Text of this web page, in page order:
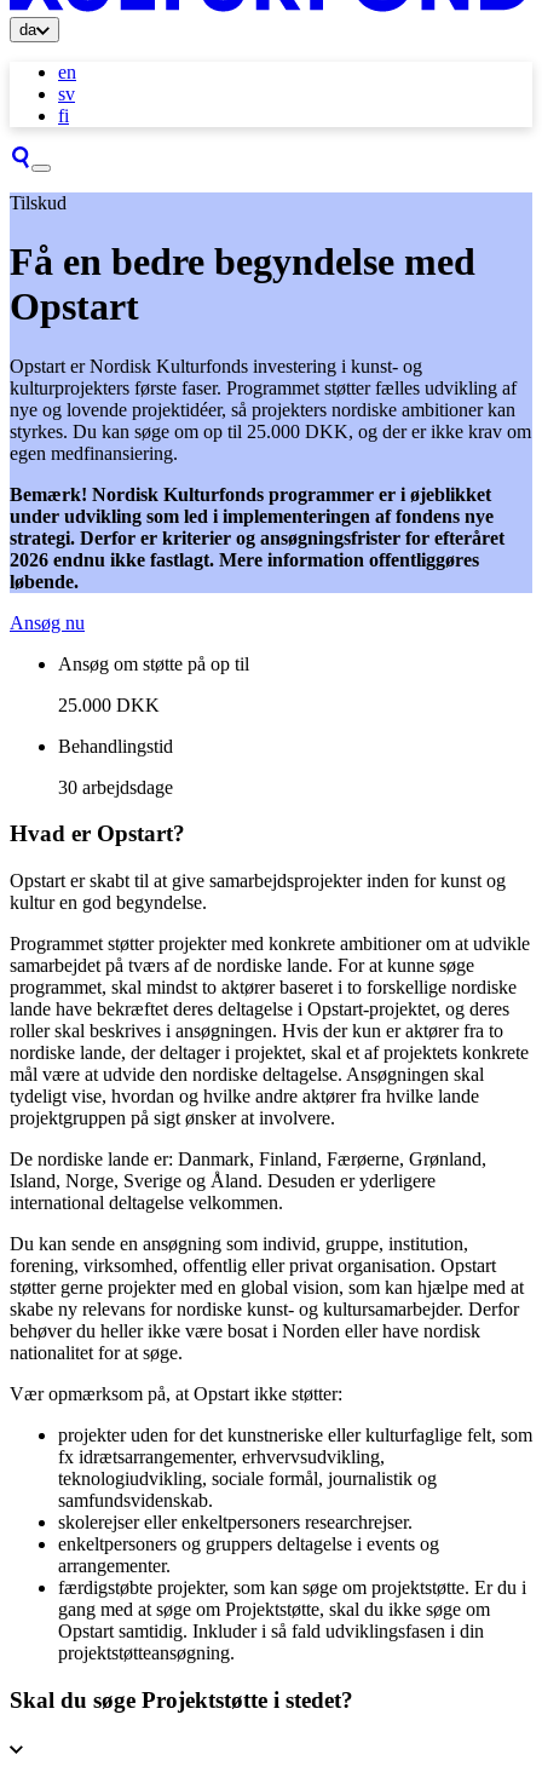
da
en
sv
fi
Tilskud
Få en bedre begyndelse med
Opstart
Opstart er Nordisk Kulturfonds investering i kunst- og
kulturprojekters første faser. Programmet støtter fælles udvikling af
nye og lovende projektidéer, så projekters nordiske ambitioner kan
styrkes. Du kan søge om op til 25.000 DKK, og der er ikke krav om
egen medfinansiering.
Bemærk! Nordisk Kulturfonds programmer er i øjeblikket
under udvikling som led i implementeringen af fondens nye
strategi. Derfor er kriterier og ansøgningsfrister for efteråret
2026 endnu ikke fastlagt. Mere information offentliggøres
løbende.
Ansøg nu
Ansøg om støtte på op til
25.000 DKK
Behandlingstid
30 arbejdsdage
Hvad er Opstart?
Opstart er skabt til at give samarbejdsprojekter inden for kunst og
kultur en god begyndelse.
Programmet støtter projekter med konkrete ambitioner om at udvikle
samarbejdet på tværs af de nordiske lande. For at kunne søge
programmet, skal mindst to aktører baseret i to forskellige nordiske
lande have bekræftet deres deltagelse i Opstart-projektet, og deres
roller skal beskrives i ansøgningen. Hvis der kun er aktører fra to
nordiske lande, der deltager i projektet, skal et af projektets konkrete
mål være at udvide den nordiske deltagelse. Ansøgningen skal
tydeligt vise, hvordan og hvilke andre aktører fra hvilke lande
projektgruppen på sigt ønsker at involvere.
De nordiske lande er: Danmark, Finland, Færøerne, Grønland,
Island, Norge, Sverige og Åland. Desuden er yderligere
international deltagelse velkommen.
Du kan sende en ansøgning som individ, gruppe, institution,
forening, virksomhed, offentlig eller privat organisation. Opstart
støtter gerne projekter med en global vision, som kan hjælpe med at
skabe ny relevans for nordiske kunst- og kultursamarbejder. Derfor
behøver du heller ikke være bosat i Norden eller have nordisk
nationalitet for at søge.
Vær opmærksom på, at Opstart ikke støtter:
projekter uden for det kunstneriske eller kulturfaglige felt, som
fx idrætsarrangementer, erhvervsudvikling,
teknologiudvikling, sociale formål, journalistik og
samfundsvidenskab.
skolerejser eller enkeltpersoners researchrejser.
enkeltpersoners og gruppers deltagelse i events og
arrangementer.
færdigstøbte projekter, som kan søge om projektstøtte. Er du i
gang med at søge om Projektstøtte, skal du ikke søge om
Opstart samtidig. Inkluder i så fald udviklingsfasen i din
projektstøtteansøgning.
Skal du søge Projektstøtte i stedet?